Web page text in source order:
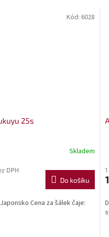
25s
Skladem
DPH
Do košíku
Cena za šálek čaje:
Kód: 6028